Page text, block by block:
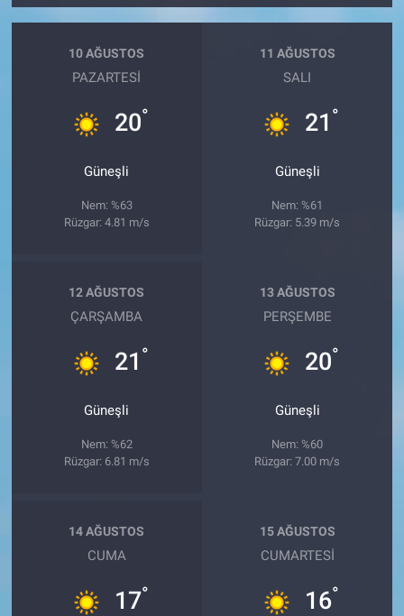
10 AĞUSTOS
PAZARTESI
20°
Güneşli
Nem: %63
Rüzgar: 4.81 m/s
11 AĞUSTOS
SALI
21 °
Güneşli
Nem: %61
Rüzgar: 5.39 m/s
12 AĞUSTOS
ÇARŞAMBA
21 °
Güneşli
Nem: %62
Rüzgar: 6.81 m/s
13 AĞUSTOS
PERŞEMBE
20°
Güneşli
Nem: %60
Rüzgar: 7.00 m/s
14 AĞUSTOS
CUMA
17°
15 AĞUSTOS
CUMARTESI
16°